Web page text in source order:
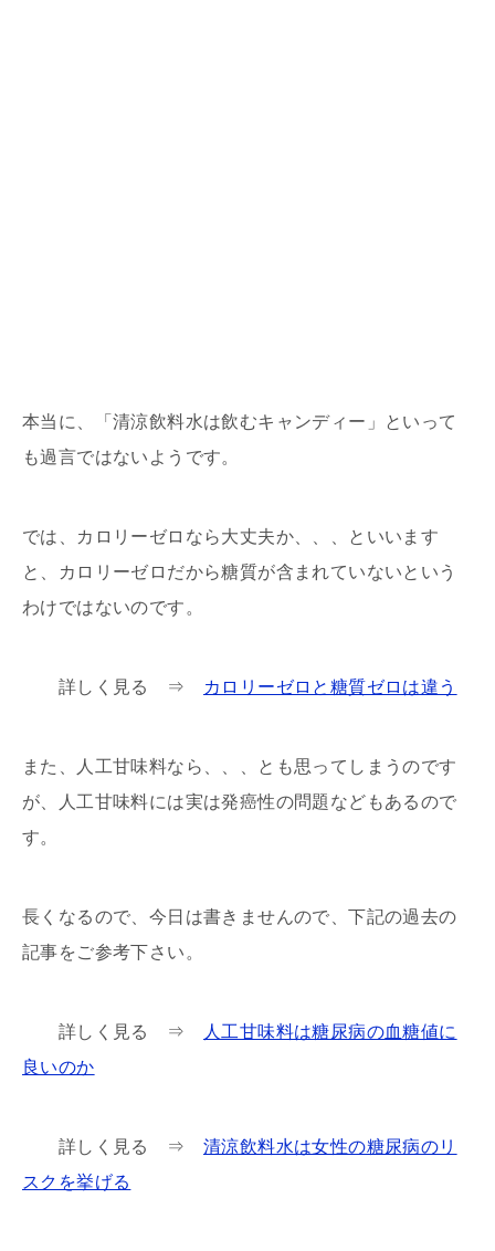
本当に、「清涼飲料水は飲むキャンディー」といって
も過言ではないようです。
では、カロリーゼロなら大丈夫か、、、といいます
と、カロリーゼロだから糖質が含まれていないという
わけではないのです。
詳しく見る ⇒ カロリーゼロと糖質ゼロは違う
また、人工甘味料なら、、、とも思ってしまうのです
が、人工甘味料には実は発癌性の問題などもあるので
す。
長くなるので、今日は書きませんので、下記の過去の
記事をご参考下さい。
詳しく見る ⇒
人工甘味料は糖尿病の血糖値に
良いのか
詳しく見る ⇒ 清涼飲料水は女性の糖尿病のリ
スクを挙げる